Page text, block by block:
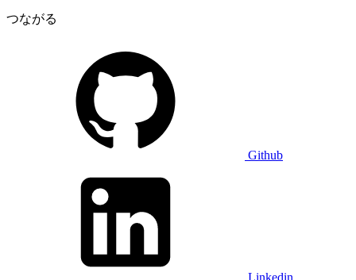
つながる
Github
Linkedin